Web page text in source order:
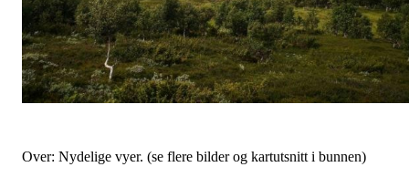
Over: Nydelige vyer. (se flere bilder og kartutsnitt i bunnen)